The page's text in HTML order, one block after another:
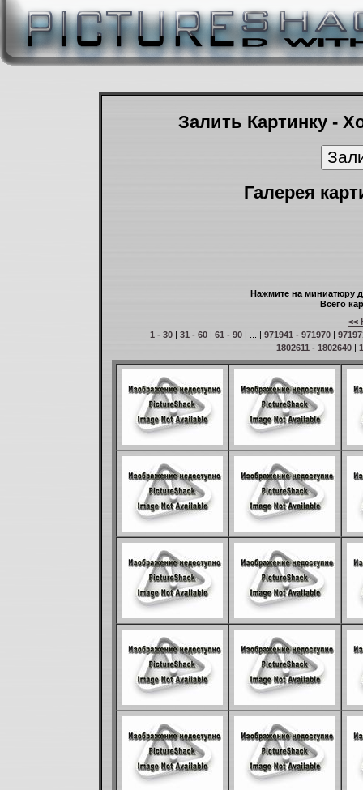
Залить Картинку -
Галерея
Нажмите на миниатюру
Всего
<<
1 - 30| 31 - 60| 61 - 90| ... | 971941 - 971970|
1802611 - 1802640|